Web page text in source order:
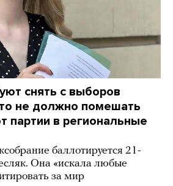
снять с выборов
не должно помешать
партии в региональные
баллотируется 21-
Она «искала любые
за мир